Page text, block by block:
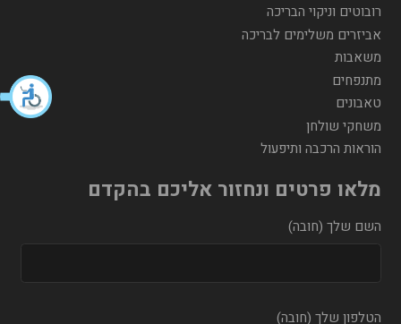
רובוטים וניקוי הבריכה
אביזרים משלימים לבריכה
משאבות
מתנפחים
טאבונים
משחקי שולחן
הוראות הרכבה ותיפעול
מלאו פרטים ונחזור אליכם בהקדם
השם שלך (חובה)
הטלפון שלך (חובה)